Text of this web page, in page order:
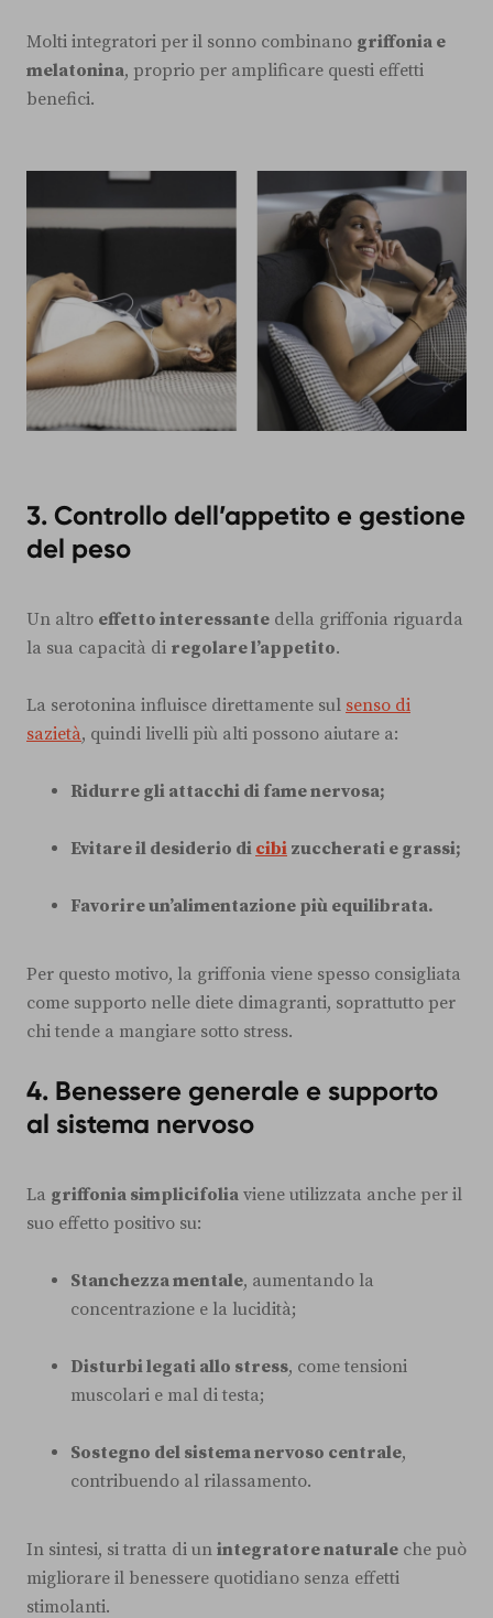
Molti integratori per il sonno combinano griffonia e
melatonina, proprio per amplificare questi effetti
benefici.
3. Controllo dell’appetito e gestione
del peso
Un altro effetto interessante della griffonia riguarda
la sua capacità di regolare l’appetito.
La serotonina influisce direttamente sul senso di
sazietà, quindi livelli più alti possono aiutare a:
Ridurre gli attacchi di fame nervosa;
Evitare il desiderio di cibi zuccherati e grassi;
Favorire un’alimentazione più equilibrata.
Per questo motivo, la griffonia viene spesso consigliata
come supporto nelle diete dimagranti, soprattutto per
chi tende a mangiare sotto stress.
4. Benessere generale e supporto
al sistema nervoso
La griffonia simplicifolia viene utilizzata anche per il
suo effetto positivo su:
Stanchezza mentale, aumentando la
concentrazione e la lucidità;
Disturbi legati allo stress, come tensioni
muscolari e mal di testa;
Sostegno del sistema nervoso centrale,
contribuendo al rilassamento.
In sintesi, si tratta di un integratore naturale che può
migliorare il benessere quotidiano senza effetti
stimolanti.